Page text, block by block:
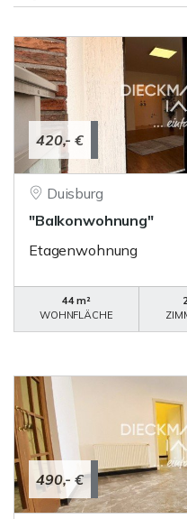
420,- €
Duisburg
"Balkonwohnung"
Etagenwohnung
44 m²
WOHNFLÄCHE
490,- €